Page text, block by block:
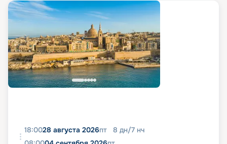
18:0028 августа 2026пт 8 дн/7 нч